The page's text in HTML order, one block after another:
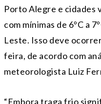
Porto Alegre e cidades
com mínimas de 6ºC a
Leste. Isso deve
feira, de acordo com
meteorologista Luiz
“Embora traga frio